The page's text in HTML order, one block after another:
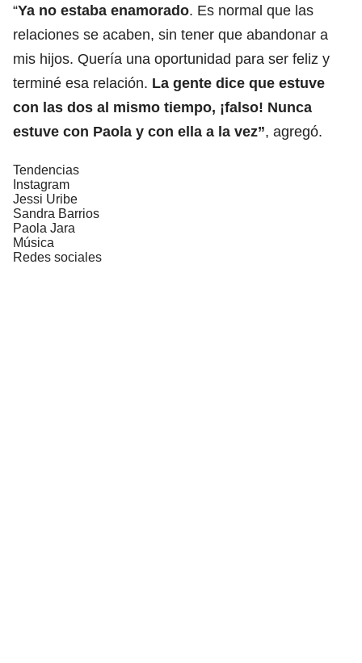
“Ya no estaba enamorado. Es normal que las
relaciones se acaben, sin tener que abandonar a
mis hijos. Quería una oportunidad para ser feliz y
terminé esa relación. La gente dice que estuve
con las dos al mismo tiempo, ¡falso! Nunca
estuve con Paola y con ella a la vez”, agregó.
Tendencias
Instagram
Jessi Uribe
Sandra Barrios
Paola Jara
Música
Redes sociales